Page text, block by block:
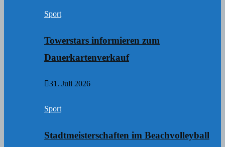
Sport
Towerstars informieren zum
Dauerkartenverkauf
31. Juli 2026
Sport
Stadtmeisterschaften im Beachvolleyball